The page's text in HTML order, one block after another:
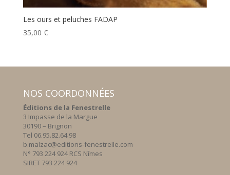
Les ours et peluches FADAP
35,00 €
NOS COORDONNÉES
Éditions de la Fenestrelle
3 Impasse de la Margue
30190 – Brignon
Tel 06.95.82.64.98
b.malzac@editions-fenestrelle.com
N° 793 224 924 RCS Nîmes
SIRET 793 224 924